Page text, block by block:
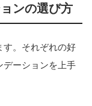
ンの選び方
す。それぞれの好
デーションを上手